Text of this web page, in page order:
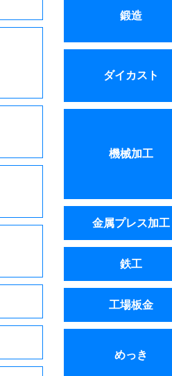
鍛造
ダイカスト
機械加工
金属プレス加工
鉄工
工場板金
めっき